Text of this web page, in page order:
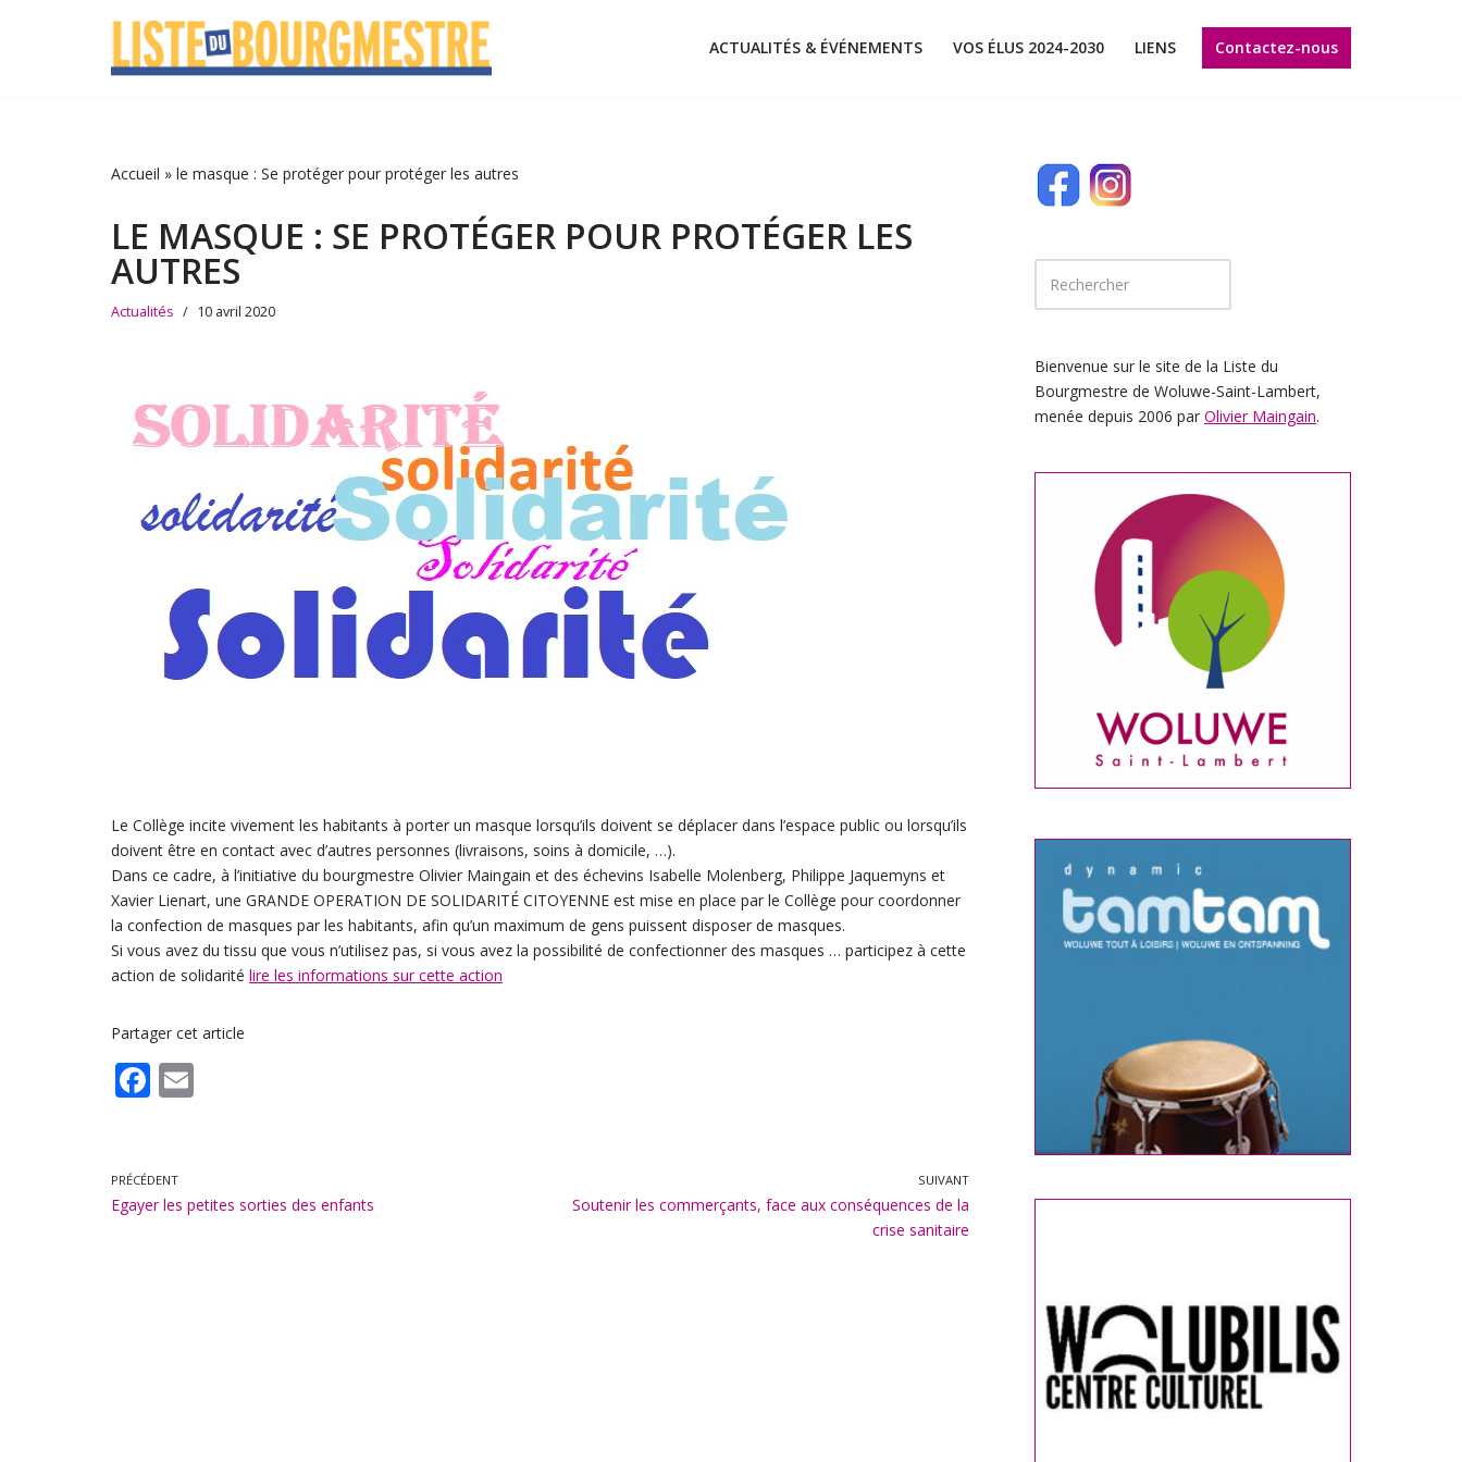
ACTUALITÉS & ÉVÉNEMENTS VOS ÉLUS 2024-2030 LIENS Contactez-nous
Accueil » le masque : Se protéger pour protéger les autres
LE MASQUE : SE PROTÉGER POUR PROTÉGER LES
AUTRES
Actualités 10 avril 2020
Le Collège incite vivement les habitants à porter un masque lorsqu’ils doivent se déplacer dans l’espace public ou lorsqu’ils
doivent être en contact avec d’autres personnes (livraisons, soins à domicile, …).
Dans ce cadre, à l’initiative du bourgmestre Olivier Maingain et des échevins Isabelle Molenberg, Philippe Jaquemyns et
Xavier Lienart, une GRANDE OPERATION DE SOLIDARITÉ CITOYENNE est mise en place par le Collège pour coordonner
la confection de masques par les habitants, afin qu’un maximum de gens puissent disposer de masques.
Si vous avez du tissu que vous n’utilisez pas, si vous avez la possibilité de confectionner des masques … participez à cette
action de solidarité lire les informations sur cette action
Partager cet article
F
b
o
PRÉCÉDENT
Egayer les petites sorties des enfants
SUIVANT
Soutenir les commerçants, face aux conséquences de la
crise sanitaire
Bienvenue sur le site de la Liste du
Bourgmestre de Woluwe-Saint-Lambert,
menée depuis 2006 par Olivier Maingain.